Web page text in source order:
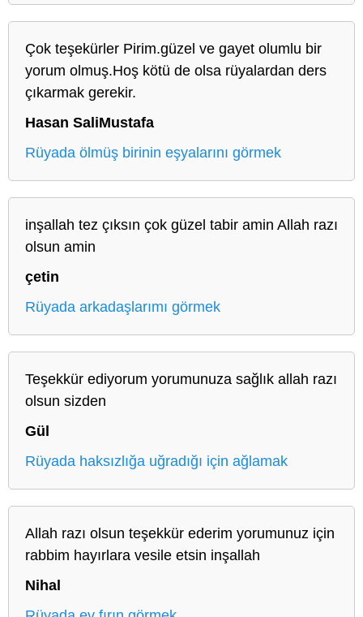
Çok teşekürler Pirim.güzel ve gayet olumlu bir
yorum olmuş.Hoş kötü de olsa rüyalardan ders
çıkarmak gerekir.
Hasan SaliMustafa
Rüyada ölmüş birinin eşyalarını görmek
inşallah tez çıksın çok güzel tabir amin Allah razı
olsun amin
çetin
Rüyada arkadaşlarımı görmek
Teşekkür ediyorum yorumunuza sağlık allah razı
olsun sizden
Gül
Rüyada haksızlığa uğradığı için ağlamak
Allah razı olsun teşekkür ederim yorumunuz için
rabbim hayırlara vesile etsin inşallah
Nihal